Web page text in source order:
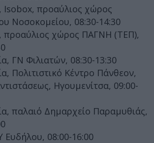
Isobox, προαύλιος χώρος
Νοσοκομείου, 08:30-14:30
προαύλιος χώρος ΠΑΓΝΗ (ΤΕΠ),
ΓΝ Φιλιατών, 08:30-13:30
Πολιτιστικό Κέντρο Πάνθεον,
Ηγουμενίτσα, 09:00-
παλαιό Δημαρχείο Παραμυθιάς,
Ευδήλου, 08:00-16:00